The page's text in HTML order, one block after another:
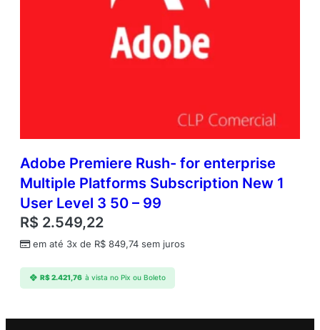
Adobe Premiere Rush- for enterprise
Multiple Platforms Subscription New 1
User Level 3 50 – 99
R$ 2.549,22
em até 3x de R$ 849,74 sem juros
R$2.421,76 à vista no Pix ou Boleto